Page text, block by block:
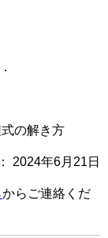
の解き方
2024年6月21日
からご連絡くだ